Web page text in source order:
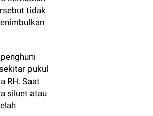
tidak
pukul
RH. Saat
siluet atau